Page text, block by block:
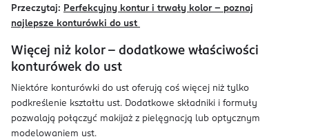
Przeczytaj: Perfekcyjny kontur i trwały kolor – poznaj
najlepsze konturówki do ust
Więcej niż kolor – dodatkowe właściwości
konturówek do ust
Niektóre konturówki do ust oferują coś więcej niż tylko
podkreślenie kształtu ust. Dodatkowe składniki i formuły
pozwalają połączyć makijaż z pielęgnacją lub optycznym
modelowaniem ust.